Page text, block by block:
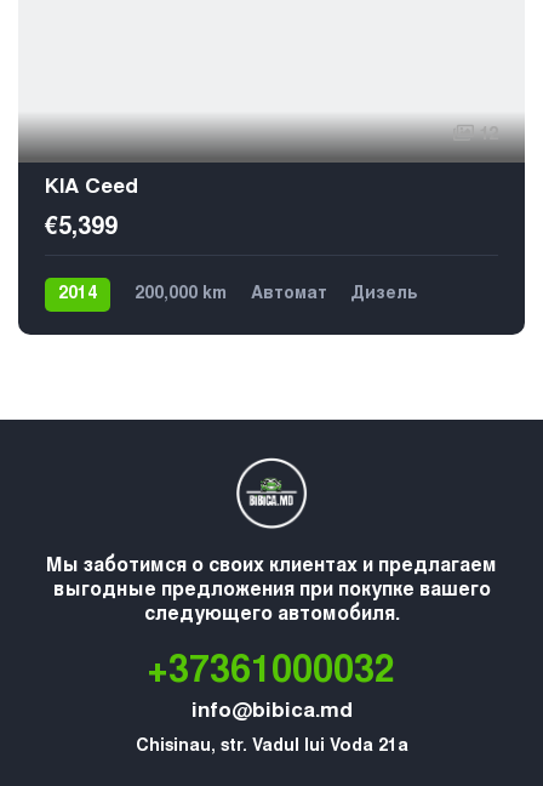
12
KIA Ceed
€5,399
2014 200,000 km Автомат
Дизель
Мы заботимся о своих клиентах и предлагаем
выгодные предложения при покупке вашего
следующего автомобиля.
+37361000032
info@bibica.md
Chisinau, str. Vadul lui Voda 21a